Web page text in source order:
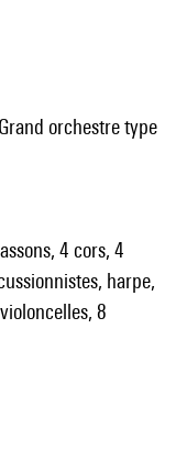
orchestre type
4 cors, 4
harpe,
8